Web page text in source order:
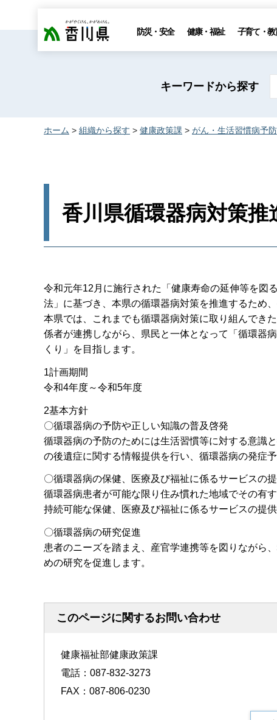
香川県 防災・安全 健康・福祉 子育て・教
キーワードから探す
ホーム > 組織から探す > 健康政策課 > がん・生活習慣病予防
香川県循環器病対策
令和元年12月に施行された「健康寿命の延伸等を図
法」に基づき、本県の循環器病対策を推進するため
本県では、これまでも循環器病対策に取り組んでき
係者が連携しながら、県民と一体となって「循環器
くり」を目指します。
1計画期間
令和4年度～令和5年度
2基本方針
〇循環器病の予防や正しい知識の普及啓発
循環器病の予防のためには生活習慣等に対する意識
の後遺症に関する情報提供を行い、循環器病の発症
〇循環器病の保健、医療及び福祉に係るサービスの
循環器病患者が可能な限り住み慣れた地域でその有
持続可能な保健、医療及び福祉に係るサービスの提
〇循環器病の研究促進
患者のニーズを踏まえ、産官学連携等を図りながら
めの研究を促進します。
このページに関するお問い合わせ
健康福祉部健康政策課
電話：087-832-3273
FAX：087-806-0230